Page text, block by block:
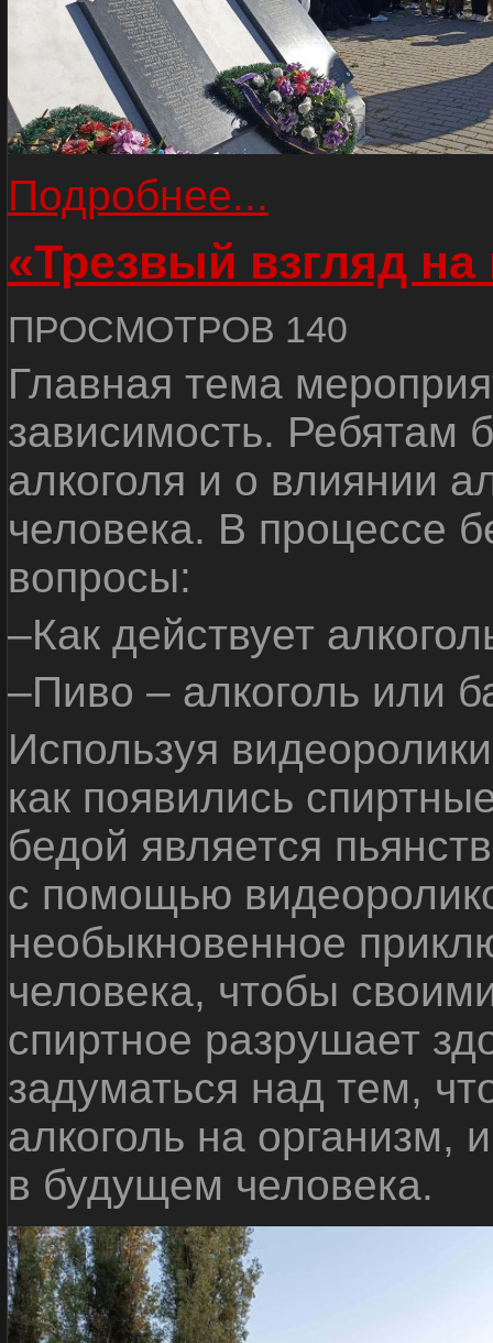
Подробнее...
«Трезвый взгляд на
ПРОСМОТРОВ 140
Главная тема
зависимость. Ребятам
алкоголя и о влиянии
человека. В процессе
вопросы:
–Как действует
–Пиво – алкоголь или
Используя
как появились
бедой является
с помощью
необыкновенное
человека, чтобы
спиртное разрушает
задуматься над тем,
алкоголь на организм,
в будущем человека.